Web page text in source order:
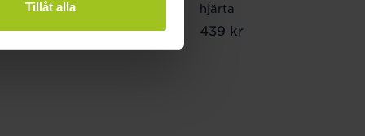
Tillåt alla
guld
Pris:5 080 kr
5 080 kr
hjärta
Pris:439 kr
439 kr